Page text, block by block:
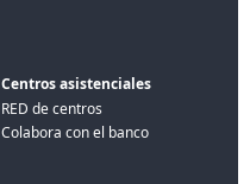
Centros asistenciales
RED de centros
Colabora con el banco